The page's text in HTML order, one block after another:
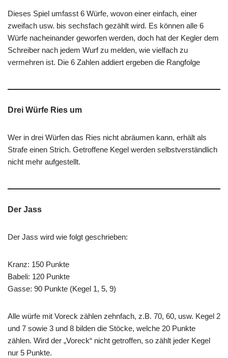
Dieses Spiel umfasst 6 Würfe, wovon einer einfach, einer
zweifach usw. bis sechsfach gezählt wird. Es können alle 6
Würfe nacheinander geworfen werden, doch hat der Kegler dem
Schreiber nach jedem Wurf zu melden, wie vielfach zu
vermehren ist. Die 6 Zahlen addiert ergeben die Rangfolge
Drei Würfe Ries um
Wer in drei Würfen das Ries nicht abräumen kann, erhält als
Strafe einen Strich. Getroffene Kegel werden selbstverständlich
nicht mehr aufgestellt.
Der Jass
Der Jass wird wie folgt geschrieben:
Kranz: 150 Punkte
Babeli: 120 Punkte
Gasse: 90 Punkte (Kegel 1, 5, 9)
Alle würfe mit Voreck zählen zehnfach, z.B. 70, 60, usw. Kegel 2
und 7 sowie 3 und 8 bilden die Stöcke, welche 20 Punkte
zählen. Wird der „Voreck“ nicht getroffen, so zählt jeder Kegel
nur 5 Punkte.